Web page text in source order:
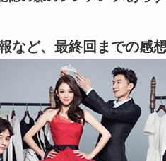
など、最終回までの感